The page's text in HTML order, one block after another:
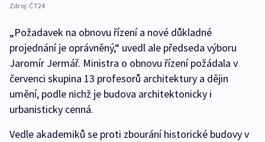
Zdroj: ČT24
„Požadavek na obnovu řízení a nové důkladné
projednání je oprávněný,“ uvedl ale předseda výboru
Jaromír Jermář. Ministra o obnovu řízení požádala v
červenci skupina 13 profesorů architektury a dějin
umění, podle nichž je budova architektonicky i
urbanisticky cenná.
Vedle akademiků se proti zbourání historické budovy v